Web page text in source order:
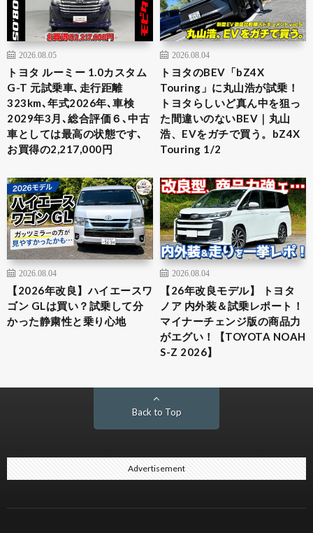
2026.08.05
トヨタ ルーミー 1.0カスタム
G-T 元試乗車､走行距離
323km､年式2026年､車検
2029年3月､総合評価６､中古
車としては最高の状態です､
お買得の2,217,000円
2026.08.04
トヨタのBEV「bZ4X
Touring」に丸山浩が試乗！
トヨタらしいど真ん中を狙っ
た間違いのないBEV｜丸山
浩、EVをガチで買う。bZ4X
Touring 1/2
2026.08.04
【2026年改良】ハイエースワ
ゴン GLは買い？試乗して分
かった静粛性と乗り心地
2026.08.04
【26年改良モデル】 トヨタ
ノア 内外装＆試乗レポート！
マイナーチェンジ版の商品力
がエグい！【TOYOTA NOAH
S-Z 2026】
Back to Top
Advertisement